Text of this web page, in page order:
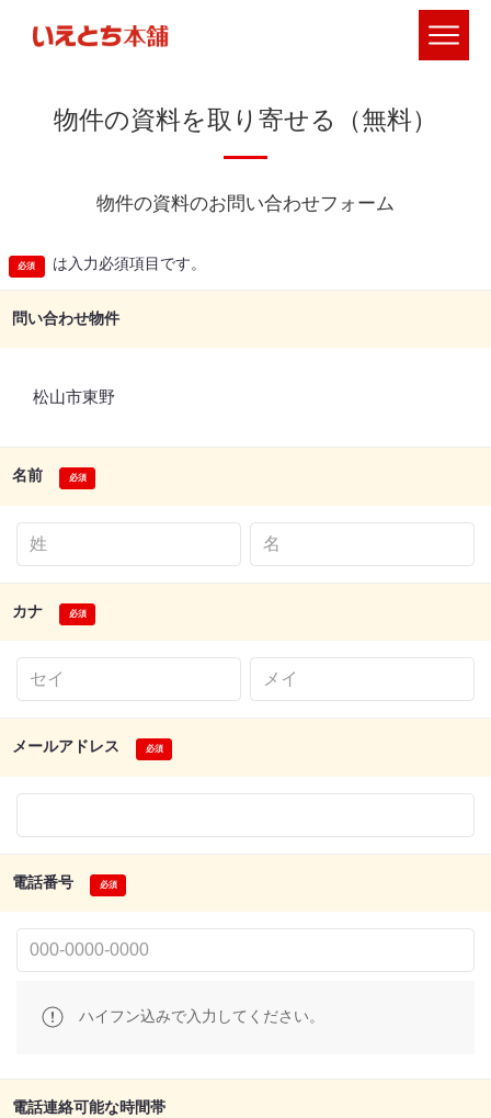
物件の資料を取り寄せる（無料）
物件の資料のお問い合わせフォーム
は入力必須項目です。
問い合わせ物件
松山市東野
名前
カナ
メールアドレス
電話番号
ハイフン込みで入力してください。
電話連絡可能な時間帯